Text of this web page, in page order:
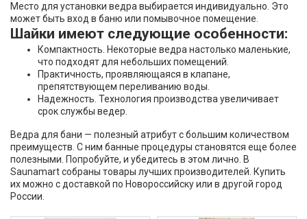
Место для установки ведра выбирается индивидуально. Это
может быть вход в баню или помывочное помещение.
Шайки имеют следующие особенности:
Компактность. Некоторые ведра настолько маленькие,
что подходят для небольших помещений.
Практичность, проявляющаяся в клапане,
препятствующем переливанию воды.
Надежность. Технология производства увеличивает
срок службы ведер.
Ведра для бани — полезный атрибут с большим количеством
преимуществ. С ним банные процедуры становятся еще более
полезными. Попробуйте, и убедитесь в этом лично. В
Saunamart собраны товары лучших производителей. Купить
их можно с доставкой по Новороссийску или в другой город
России.